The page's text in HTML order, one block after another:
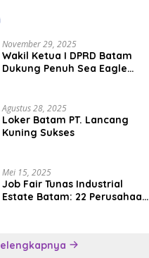
November 29, 2025
Wakil Ketua I DPRD Batam
Dukung Penuh Sea Eagle
Agustus 28, 2025
Loker Batam PT. Lancang
Kuning Sukses
Mei 15, 2025
Job Fair Tunas Industrial
Estate Batam: 22 Perusahaan